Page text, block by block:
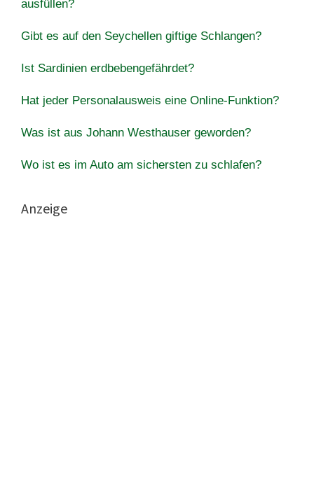
ausfüllen?
Gibt es auf den Seychellen giftige Schlangen?
Ist Sardinien erdbebengefährdet?
Hat jeder Personalausweis eine Online-Funktion?
Was ist aus Johann Westhauser geworden?
Wo ist es im Auto am sichersten zu schlafen?
Anzeige